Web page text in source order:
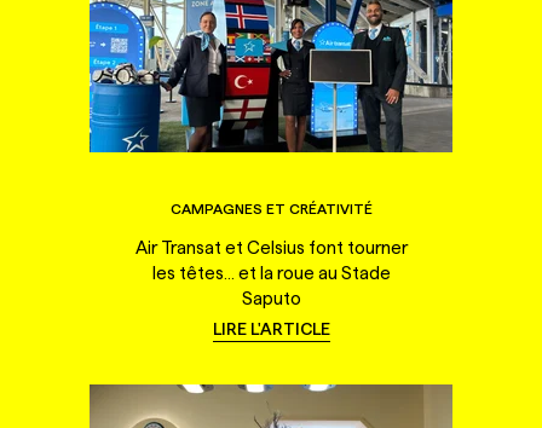
CAMPAGNES ET CRÉATIVITÉ
Air Transat et Celsius font tourner
les têtes... et la roue au Stade
Saputo
LIRE L'ARTICLE